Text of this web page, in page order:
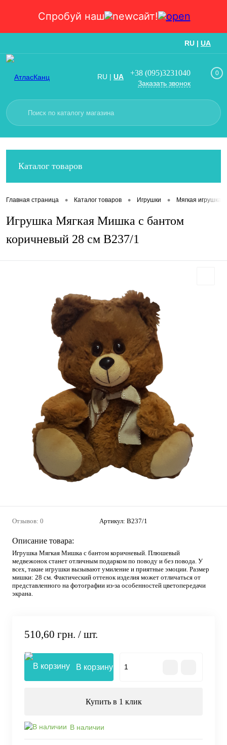
Спробуй наш сайт!
RU | UA
RU | UA +38 (095)3231040
Заказать звонок
0
Каталог товаров
Главная страница • Каталог товаров • Игрушки • Мягкая игрушка
Игрушка Мягкая Мишка с бантом
коричневый 28 см В237/1
Отзывов: 0 Артикул: В237/1
Описание товара:
Игрушка Мягкая Мишка с бантом коричневый. Плюшевый
медвежонок станет отличным подарком по поводу и без повода. У
всех, такие игрушки вызывают умиление и приятные эмоции. Размер
мишки: 28 см. Фактический оттенок изделия может отличаться от
представленного на фотографии из-за особенностей цветопередачи
экрана.
510,60 грн. / шт.
В корзину
Купить в 1 клик
В наличии